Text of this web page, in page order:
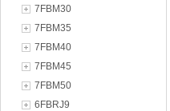
7FBM30
7FBM35
7FBM40
7FBM45
7FBM50
6FBRJ9